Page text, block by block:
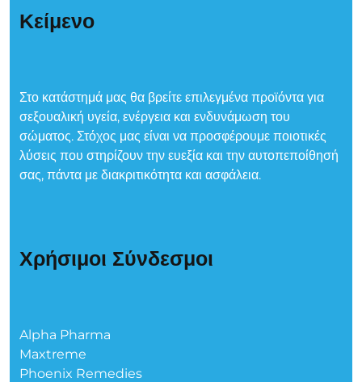
Κείμενο
Στο κατάστημά μας θα βρείτε επιλεγμένα προϊόντα για
σεξουαλική υγεία, ενέργεια και ενδυνάμωση του
σώματος. Στόχος μας είναι να προσφέρουμε ποιοτικές
λύσεις που στηρίζουν την ευεξία και την αυτοπεποίθησή
σας, πάντα με διακριτικότητα και ασφάλεια.
Χρήσιμοι Σύνδεσμοι
Alpha Pharma
Maxtreme
Phoenix Remedies